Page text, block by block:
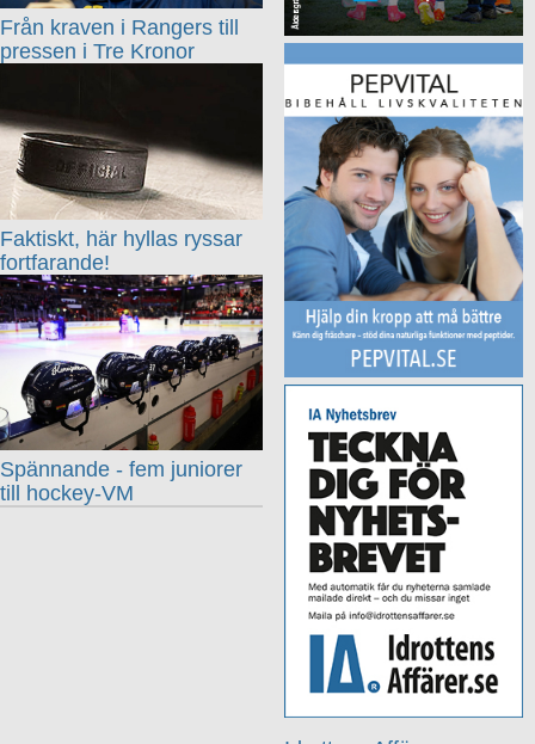
Från kraven i Rangers till
pressen i Tre Kronor
Faktiskt, här hyllas ryssar
fortfarande!
Spännande - fem juniorer
till hockey-VM